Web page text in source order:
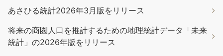
あさひる統計2026年3月版をリリース
将来の商圏人口を推計するための地理統計データ「未来
統計」の2026年版をリリース